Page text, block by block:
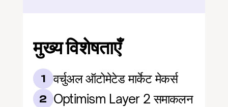
मुख्य विशेषताएँ
1 वर्चुअल ऑटोमेटेड मार्केट मेकर्स
2 Optimism Layer 2 समाकलन